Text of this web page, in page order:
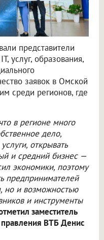
представители
услуг, образования,
заявок в Омской
среди регионов, где
в регионе много
дело,
открывать
и средний бизнес —
экономики, поэтому
предпринимателей
но и возможностью
и инструменты
заместитель
ВТБ Денис